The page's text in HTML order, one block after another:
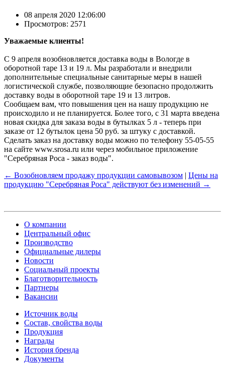
08 апреля 2020 12:06:00
Просмотров: 2571
Уважаемые клиенты!
С 9 апреля возобновляется доставка воды в Вологде в
оборотной таре 13 и 19 л. Мы разработали и внедрили
дополнительные специальные санитарные меры в нашей
логистической службе, позволяющие безопасно продолжить
доставку воды в оборотной таре 19 и 13 литров.
Сообщаем вам, что повышения цен на нашу продукцию не
происходило и не планируется. Более того, с 31 марта введена
новая скидка для заказа воды в бутылках 5 л - теперь при
заказе от 12 бутылок цена 50 руб. за штуку с доставкой.
Сделать заказ на доставку воды можно по телефону 55-05-55
на сайте www.srosa.ru или через мобильное приложение
"Серебряная Роса - заказ воды".
← Возобновляем продажу продукции самовывозом | Цены на
продукцию "Серебряная Роса" действуют без изменений →
О компании
Центральный офис
Производство
Официальные дилеры
Новости
Социальный проекты
Благотворительность
Партнеры
Вакансии
Источник воды
Состав, свойства воды
Продукция
Награды
История бренда
Документы